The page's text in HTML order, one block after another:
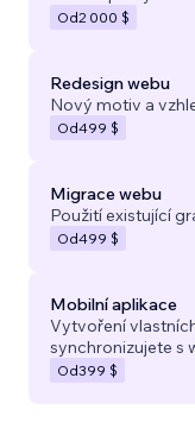
Od2 000 $
Redesign webu
Nový motiv a
Od499 $
Migrace webu
Použití existující
Od499 $
Mobilní aplikace
Vytvoření
synchronizujete s
Od399 $